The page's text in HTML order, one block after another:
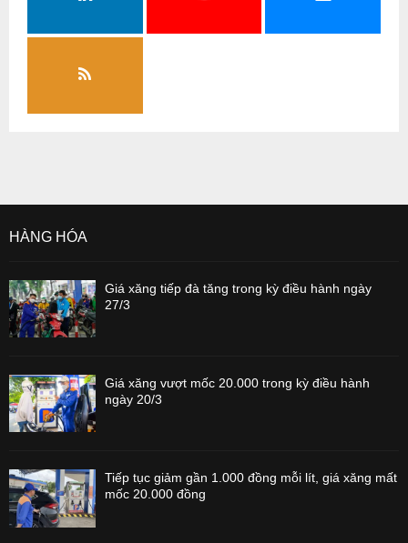
HÀNG HÓA
Giá xăng tiếp đà tăng trong kỳ điều hành ngày
27/3
Giá xăng vượt mốc 20.000 trong kỳ điều hành
ngày 20/3
Tiếp tục giảm gần 1.000 đồng mỗi lít, giá xăng mất
mốc 20.000 đồng